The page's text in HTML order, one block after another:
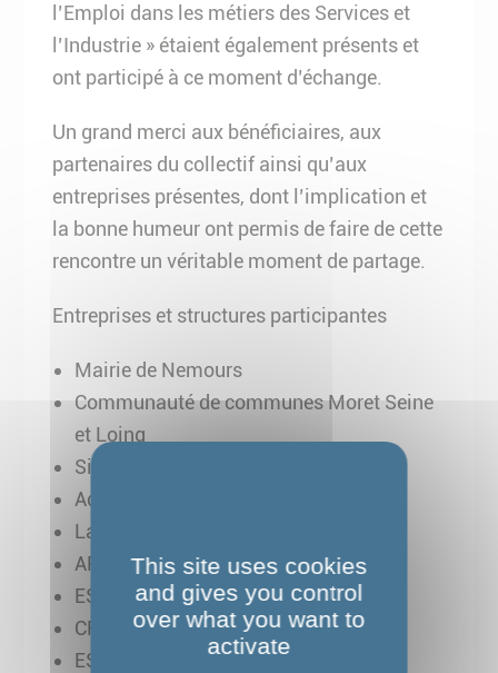
l’Emploi dans les métiers des Services et
l’Industrie » étaient également présents et
ont participé à ce moment d’échange.
Un grand merci aux bénéficiaires, aux
partenaires du collectif ainsi qu’aux
entreprises présentes, dont l’implication et
la bonne humeur ont permis de faire de cette
rencontre un véritable moment de partage.
Entreprises et structures participantes
Mairie de Nemours
Communauté de communes Moret Seine
et Loing
Sinacte
Adecco Nemours
Labelians
APRR
ESI Nemours
CFA Montereau
ESAT IMO
This site uses cookies
and gives you control
over what you want to
activate